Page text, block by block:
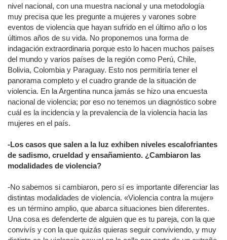
nivel nacional, con una muestra nacional y una metodología
muy precisa que les pregunte a mujeres y varones sobre
eventos de violencia que hayan sufrido en el último año o los
últimos años de su vida. No proponemos una forma de
indagación extraordinaria porque esto lo hacen muchos países
del mundo y varios países de la región como Perú, Chile,
Bolivia, Colombia y Paraguay. Esto nos permitiría tener el
panorama completo y el cuadro grande de la situación de
violencia. En la Argentina nunca jamás se hizo una encuesta
nacional de violencia; por eso no tenemos un diagnóstico sobre
cuál es la incidencia y la prevalencia de la violencia hacia las
mujeres en el país.
-Los casos que salen a la luz exhiben niveles escalofriantes
de sadismo, crueldad y ensañamiento. ¿Cambiaron las
modalidades de violencia?
-No sabemos si cambiaron, pero sí es importante diferenciar las
distintas modalidades de violencia. «Violencia contra la mujer»
es un término amplio, que abarca situaciones bien diferentes.
Una cosa es defenderte de alguien que es tu pareja, con la que
convivís y con la que quizás quieras seguir conviviendo, y muy